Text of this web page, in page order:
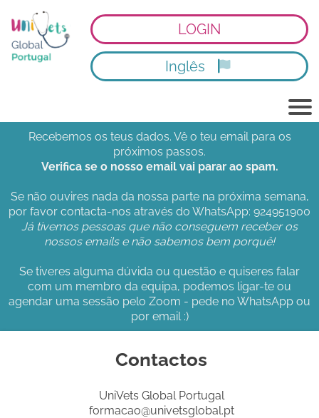
LOGIN
Inglês
Recebemos os teus dados. Vê o teu email para os
próximos passos.
Verifica se o nosso email vai parar ao spam.
Se não ouvires nada da nossa parte na próxima semana,
por favor contacta-nos através do WhatsApp: 924951900
Já tivemos pessoas que não conseguem receber os
nossos emails e não sabemos bem porquê!
Se tiveres alguma dúvida ou questão e quiseres falar
com um membro da equipa, podemos ligar-te ou
agendar uma sessão pelo Zoom - pede no WhatsApp ou
por email :)
Contactos
UniVets Global Portugal
formacao@univetsglobal.pt